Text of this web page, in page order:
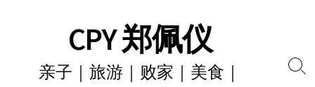
content
CPY 郑佩仪
亲子｜旅游｜败家｜美食｜